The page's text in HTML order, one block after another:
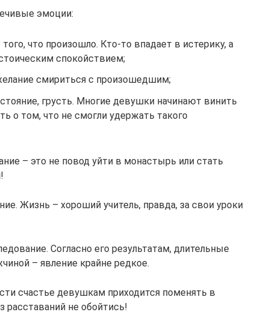
эмоции:
что произошло. Кто-то впадает в истерику, а
спокойствием;
смириться с произошедшим;
грусть. Многие девушки начинают винить
о том, что не смогли удержать такого
– это не повод уйти в монастырь или стать
Жизнь – хороший учитель, правда, за свои уроки
Согласно его результатам, длительные
– явление крайне редкое.
счастье девушкам приходится поменять в
расставаний не обойтись!